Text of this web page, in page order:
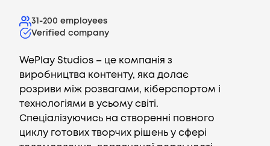
31-200 employees
Verified company
WePlay Studios – це компанія з
виробництва контенту, яка долає
розриви між розвагами, кіберспортом і
технологіями в усьому світі.
Спеціалізуючись на створенні повного
циклу готових творчих рішень у сфері